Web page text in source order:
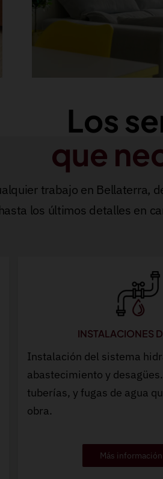
Los
que
trabajo en Bellaterra,
hasta los últimos detalles en
INSTALACIONES
Instalación del sistema
abastecimiento y
tuberías, y fugas de agua
obra.
Más